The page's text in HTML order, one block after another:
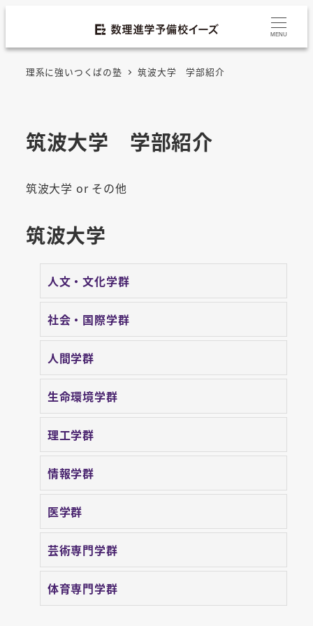
MENU
理系に強いつくばの塾 筑波大学 学部紹介
筑波大学 学部紹介
筑波大学 or その他
筑波大学
人文・文化学群
社会・国際学群
人間学群
生命環境学群
理工学群
情報学群
医学群
芸術専門学群
体育専門学群